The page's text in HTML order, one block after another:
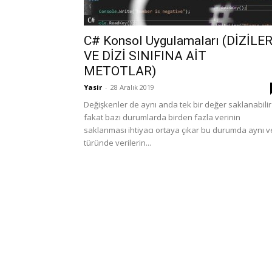
C#
C# Konsol Uygulamaları (DİZİLER
VE DİZİ SINIFINA AİT
METOTLAR)
Yasir - 28 Aralık 2019
Değişkenler de aynı anda tek bir değer saklanabilir
fakat bazı durumlarda birden fazla verinin
saklanması ihtiyacı ortaya çıkar bu durumda aynı
türünde verilerin...